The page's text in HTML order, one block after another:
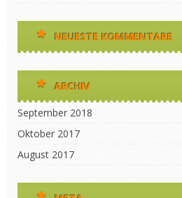
NEUESTE KOMMENTARE
ARCHIV
September 2018
Oktober 2017
August 2017